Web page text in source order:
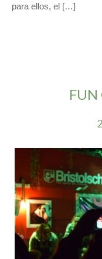
para ellos, el […]
FUN